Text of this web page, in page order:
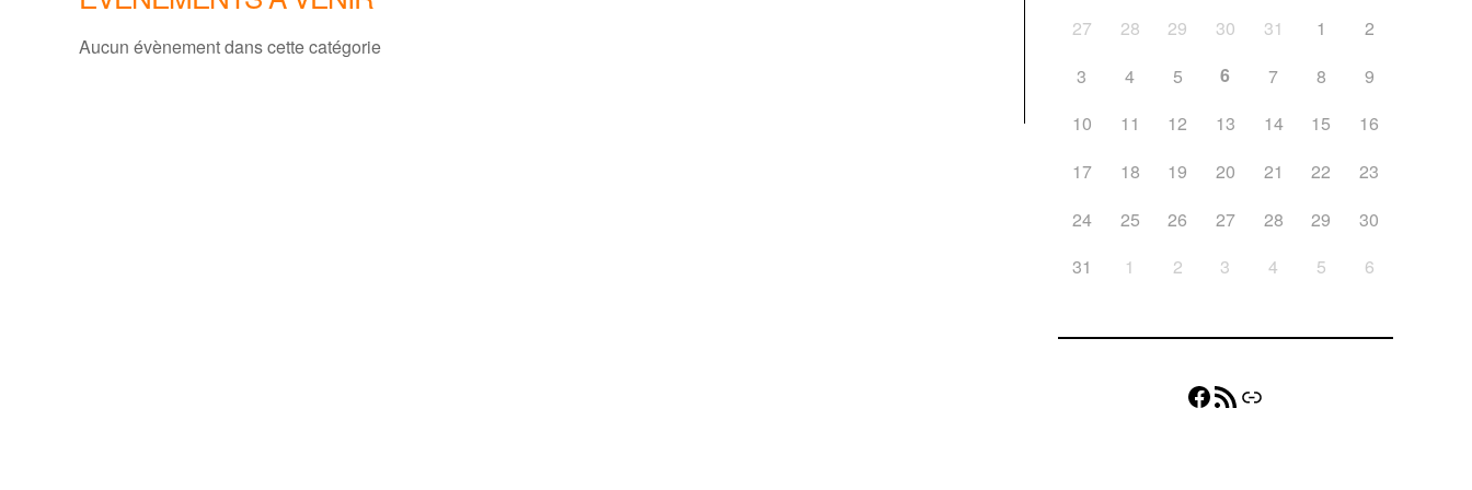
Aucun évènement dans cette catégorie
27
28 29 30 31 1
2
3
4 5 6 7 8
9
10
11 12 13 14 15
16
17
18 19 20 21 22
23
24
25 26 27 28 29
30
31
1 2 3 4 5 6
Facebook
Flux RSS Lien